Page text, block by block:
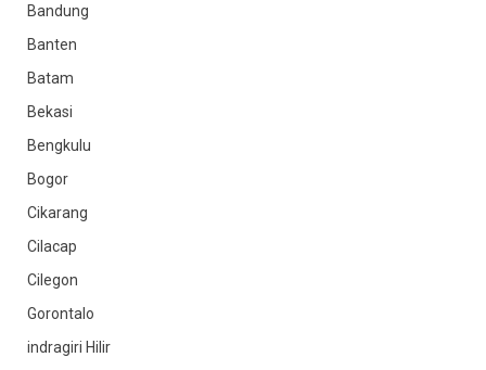
Bandung
Banten
Batam
Bekasi
Bengkulu
Bogor
Cikarang
Cilacap
Cilegon
Gorontalo
indragiri Hilir